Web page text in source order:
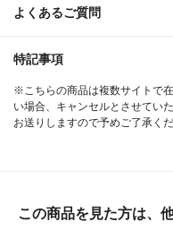
よくあるご質問
特記事項
※こちらの商品は複数サイトで
い場合、キャンセルとさせてい
お送りしますので予めご了承くだ
この商品を見た方は、